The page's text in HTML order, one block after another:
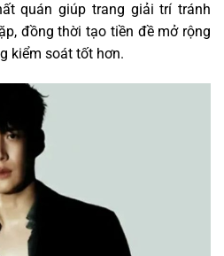
quán giúp trang giải trí tránh
đồng thời tạo tiền đề mở rộng
kiểm soát tốt hơn.